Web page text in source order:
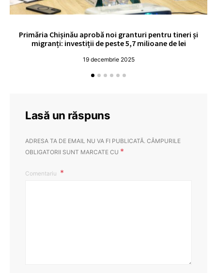
Primăria Chișinău aprobă noi granturi pentru tineri și
migranți: investiții de peste 5,7 milioane de lei
19 decembrie 2025
Lasă un răspuns
ADRESA TA DE EMAIL NU VA FI PUBLICATĂ. CÂMPURILE
OBLIGATORII SUNT MARCATE CU *
Comentariu